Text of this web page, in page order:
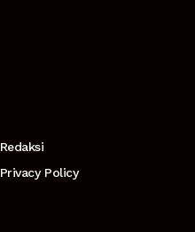
Redaksi
Privacy Policy